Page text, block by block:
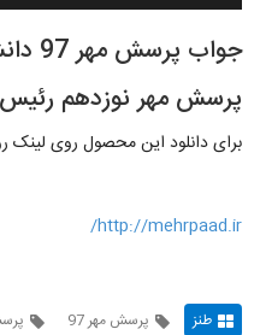
پرسش مهر نوزدهم
برای دانلود این محصول روی لینک
http://mehrpaad.ir/
طنز پرسش مهر 97